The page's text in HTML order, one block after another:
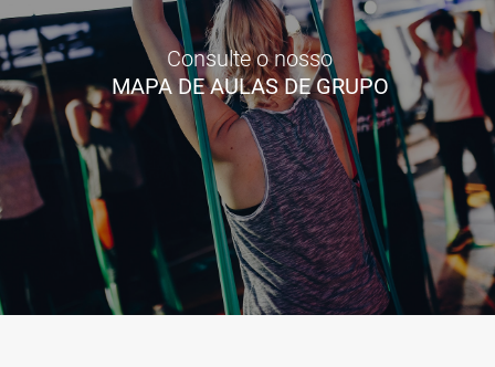
Consulte o nosso
MAPA DE AULAS DE GRUPO